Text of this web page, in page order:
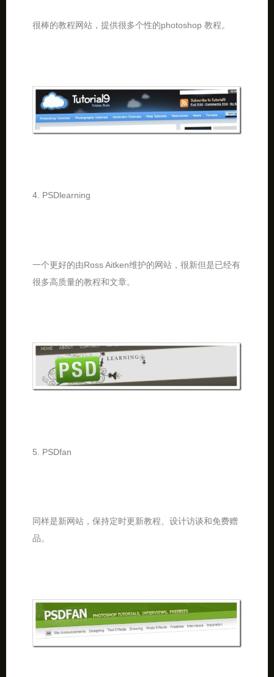
很棒的教程网站，提供很多个性的photoshop 教程。
4. PSDlearning
一个更好的由Ross Aitken维护的网站，很新但是已经有
很多高质量的教程和文章。
5. PSDfan
同样是新网站，保持定时更新教程、设计访谈和免费赠
品。